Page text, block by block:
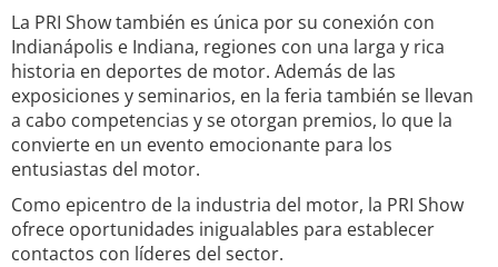
La PRI Show también es única por su conexión con
Indianápolis e Indiana, regiones con una larga y rica
historia en deportes de motor. Además de las
exposiciones y seminarios, en la feria también se llevan
a cabo competencias y se otorgan premios, lo que la
convierte en un evento emocionante para los
entusiastas del motor.
Como epicentro de la industria del motor, la PRI Show
ofrece oportunidades inigualables para establecer
contactos con líderes del sector.